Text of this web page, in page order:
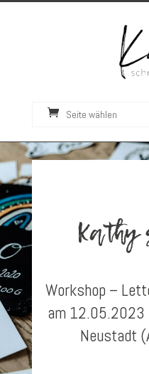
Seite wählen
Kathy
Workshop –
am 12.05.2023
Neustadt